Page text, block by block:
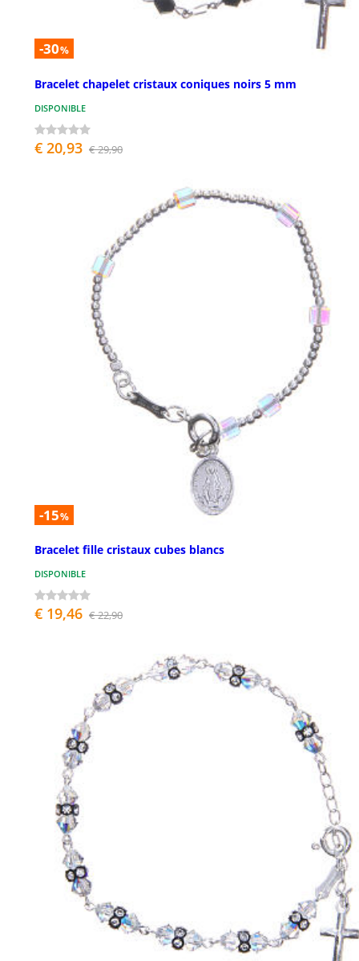
-30%
Bracelet chapelet cristaux coniques noirs 5 mm
DISPONIBLE
€ 20,93 € 29,90
-15%
Bracelet fille cristaux cubes blancs
DISPONIBLE
€ 19,46 € 22,90